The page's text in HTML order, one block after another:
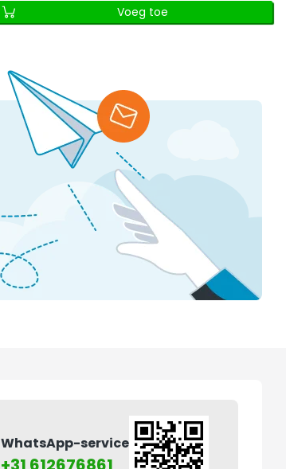
Voeg toe
WhatsApp-service